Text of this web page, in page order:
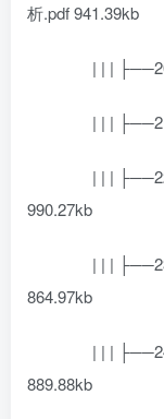
析.pdf 941.39kb
| | |
| | |
| | |
990.27kb
| | |
864.97kb
| | |
889.88kb